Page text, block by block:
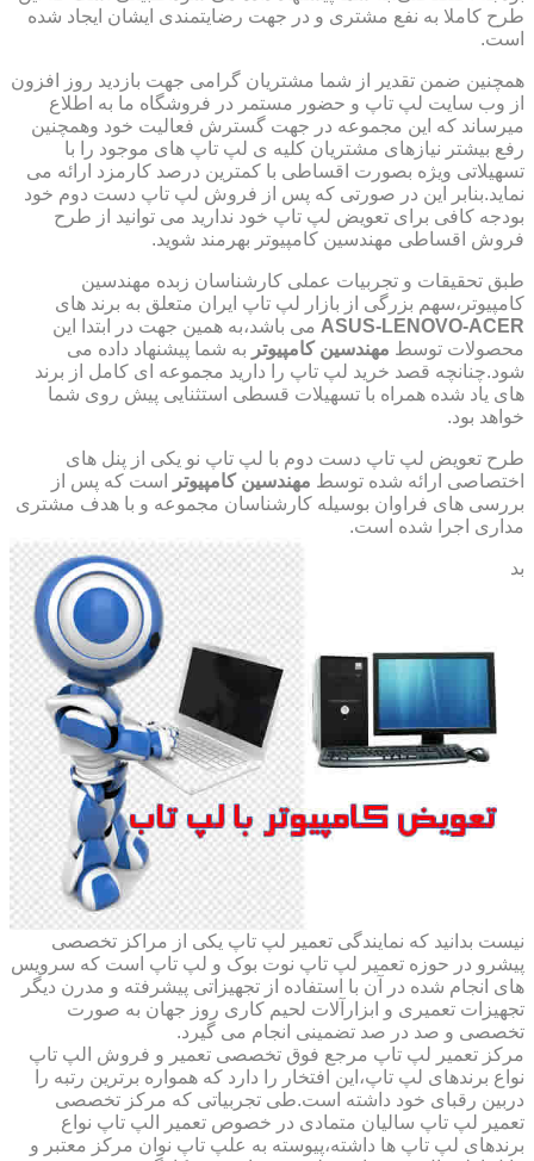
طرح کاملا به نفع مشتری و در جهت رضایتمندی ایشان ایجاد شده
است.
همچنین ضمن تقدیر از شما مشتریان گرامی جهت بازدید روز افزون
از وب سایت لپ تاپ و حضور مستمر در فروشگاه ما به اطلاع
میرساند که این مجموعه در جهت گسترش فعالیت خود وهمچنین
رفع بیشتر نیازهای مشتریان کلیه ی لپ تاپ های موجود را با
تسهیلاتی ویژه بصورت اقساطی با کمترین درصد کارمزد ارائه می
نماید.بنابر این در صورتی که پس از فروش لپ تاپ دست دوم خود
بودجه کافی برای تعویض لپ تاپ خود ندارید می توانید از طرح
فروش اقساطی مهندسین کامپیوتر بهرمند شوید.
طبق تحقیقات و تجربیات عملی کارشناسان زبده مهندسین
کامپیوتر،سهم بزرگی از بازار لپ تاپ ایران متعلق به برند های
ASUS-LENOVO-ACER می باشد،به همین جهت در ابتدا این
محصولات توسط مهندسین کامپیوتر به شما پیشنهاد داده می
شود.چنانچه قصد خرید لپ تاپ را دارید مجموعه ای کامل از برند
های یاد شده همراه با تسهیلات قسطی استثنایی پیش روی شما
خواهد بود.
طرح تعویض لپ تاپ دست دوم با لپ تاپ نو یکی از پنل های
اختصاصی ارائه شده توسط مهندسین کامپیوتر
است که پس از
بررسی های فراوان بوسیله کارشناسان مجموعه و با هدف مشتری
مداری اجرا شده است.
بد
نیست بدانید که نمایندگی تعمیر لپ تاپ یکی از مراکز تخصصی
پیشرو در حوزه تعمیر لپ تاپ نوت بوک و لپ تاپ است که سرویس
های انجام شده در آن با استفاده از تجهیزاتی پیشرفته و مدرن دیگر
تجهیزات تعمیری و ابزارآلات لحیم کاری روز جهان به صورت
تخصصی و صد در صد تضمینی انجام می گیرد.
مرکز تعمیر لپ تاپ مرجع فوق تخصصی تعمیر و فروش الپ تاپ
نواع برندهای لپ تاپ،این افتخار را دارد که همواره برترین رتبه را
دربین رقبای خود داشته است.طی تجربیاتی که مرکز تخصصی
تعمیر لپ تاپ سالیان متمادی در خصوص تعمیر الپ تاپ نواع
برندهای لپ تاپ ها داشته،پیوسته به علپ تاپ نوان مرکز معتبر و